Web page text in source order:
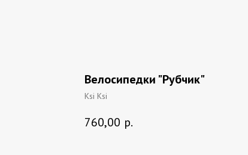
Велосипедки "Рубчик"
Ksi Ksi
760,00 р.